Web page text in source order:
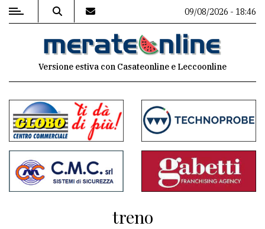
MENU
commenti
Contenuti
del
sito
09/08/2026 - 18:46
Versione estiva con Casateonline e Leccoonline
treno